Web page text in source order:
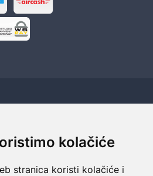
kolačiće
stranica koristi kolačiće i
kod vas
novaca
Roba za novac